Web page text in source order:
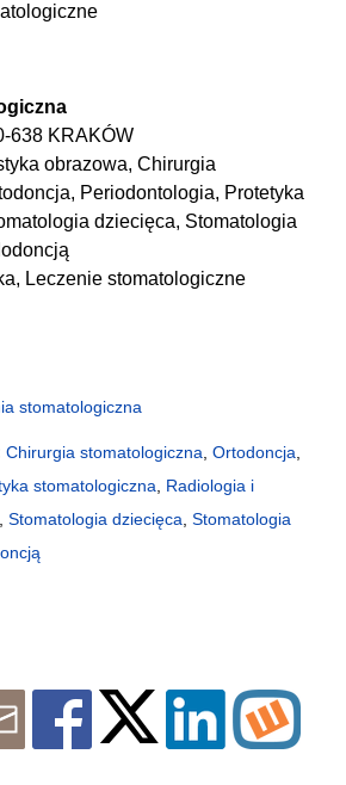
638 KRAKÓW
obrazowa, Chirurgia
Periodontologia, Protetyka
dziecięca, Stomatologia
Leczenie stomatologiczne
stomatologiczna
Chirurgia stomatologiczna Ortodoncja
stomatologiczna
Radiologia i
Stomatologia dziecięca Stomatologia